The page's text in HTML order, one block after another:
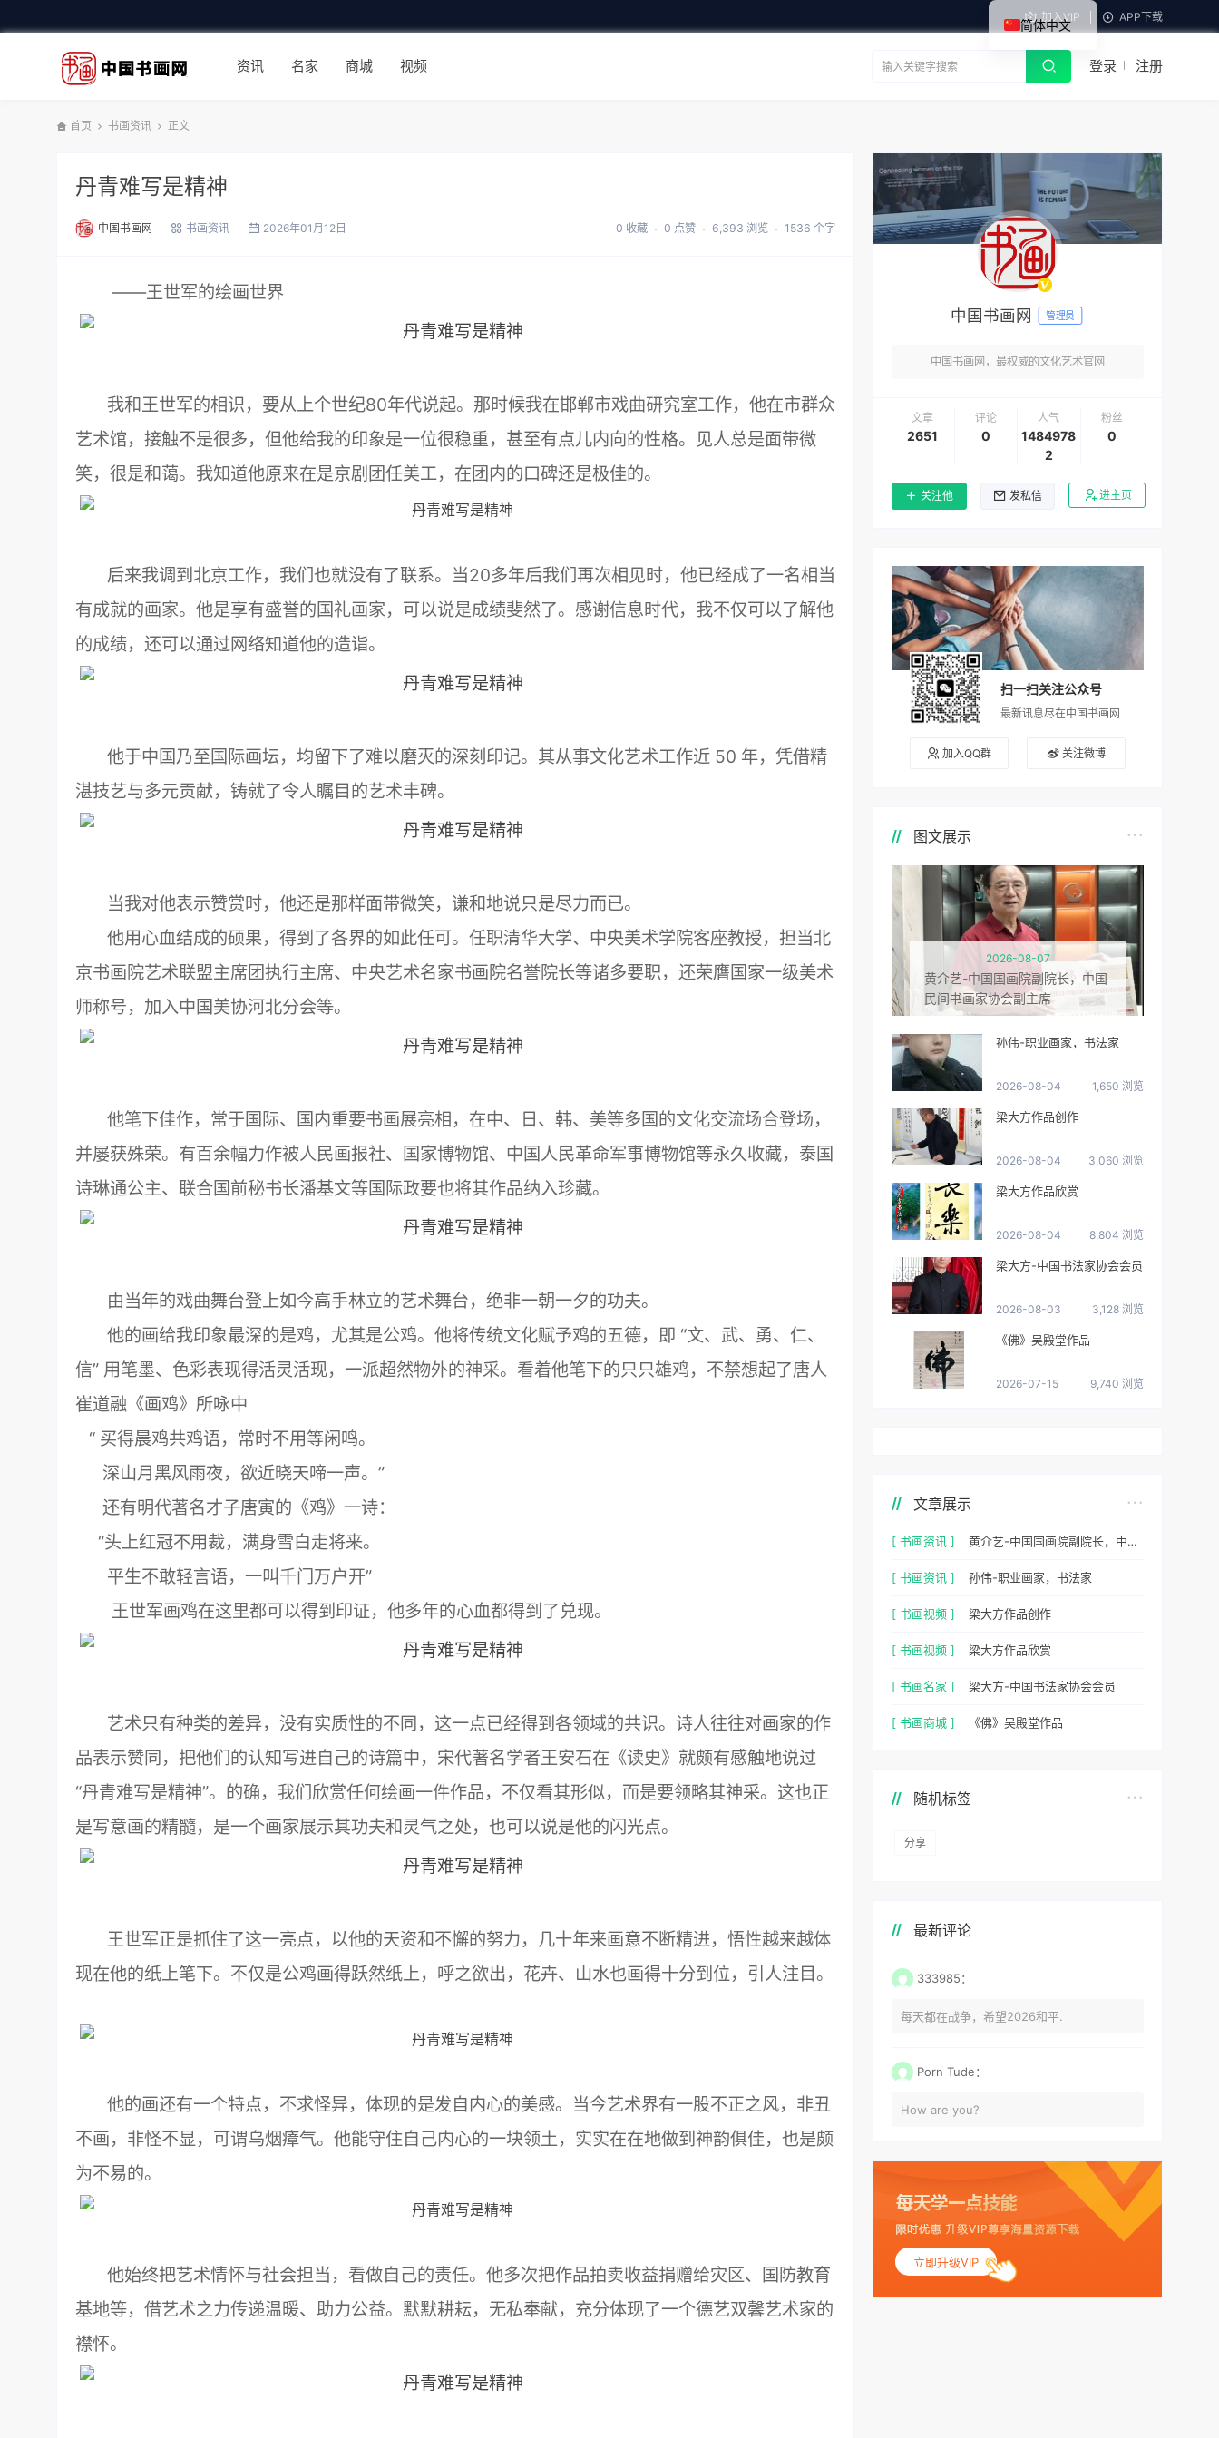
加入VIP APP下载
资讯 名家 商城 视频 登录 注册
首页 书画资讯 正文
丹青难写是精神
中国书画网 书画资讯 2026年01月12日 0 收藏 0 点赞 6,393 浏览 1536 个字
——王世军的绘画世界
我和王世军的相识，要从上个世纪80年代说起。那时候我在邯郸市戏曲研究室工作，他在市群众
艺术馆，接触不是很多，但他给我的印象是一位很稳重，甚至有点儿内向的性格。见人总是面带微
笑，很是和蔼。我知道他原来在是京剧团任美工，在团内的口碑还是极佳的。
后来我调到北京工作，我们也就没有了联系。当20多年后我们再次相见时，他已经成了一名相当
有成就的画家。他是享有盛誉的国礼画家，可以说是成绩斐然了。感谢信息时代，我不仅可以了解他
的成绩，还可以通过网络知道他的造诣。
他于中国乃至国际画坛，均留下了难以磨灭的深刻印记。其从事文化艺术工作近 50 年，凭借精
湛技艺与多元贡献，铸就了令人瞩目的艺术丰碑。
当我对他表示赞赏时，他还是那样面带微笑，谦和地说只是尽力而已。
他用心血结成的硕果，得到了各界的如此任可。任职清华大学、中央美术学院客座教授，担当北
京书画院艺术联盟主席团执行主席、中央艺术名家书画院名誉院长等诸多要职，还荣膺国家一级美术
师称号，加入中国美协河北分会等。
他笔下佳作，常于国际、国内重要书画展亮相，在中、日、韩、美等多国的文化交流场合登场，
并屡获殊荣。有百余幅力作被人民画报社、国家博物馆、中国人民革命军事博物馆等永久收藏，泰国
诗琳通公主、联合国前秘书长潘基文等国际政要也将其作品纳入珍藏。
由当年的戏曲舞台登上如今高手林立的艺术舞台，绝非一朝一夕的功夫。
他的画给我印象最深的是鸡，尤其是公鸡。他将传统文化赋予鸡的五德，即 “文、武、勇、仁、
信” 用笔墨、色彩表现得活灵活现，一派超然物外的神采。看着他笔下的只只雄鸡，不禁想起了唐人
崔道融《画鸡》所咏中
“ 买得晨鸡共鸡语，常时不用等闲鸣。
深山月黑风雨夜，欲近晓天啼一声。”
还有明代著名才子唐寅的《鸡》一诗：
“头上红冠不用裁，满身雪白走将来。
平生不敢轻言语，一叫千门万户开”
王世军画鸡在这里都可以得到印证，他多年的心血都得到了兑现。
艺术只有种类的差异，没有实质性的不同，这一点已经得到各领域的共识。诗人往往对画家的作
品表示赞同，把他们的认知写进自己的诗篇中，宋代著名学者王安石在《读史》就颇有感触地说过
“丹青难写是精神”。的确，我们欣赏任何绘画一件作品，不仅看其形似，而是要领略其神采。这也正
是写意画的精髓，是一个画家展示其功夫和灵气之处，也可以说是他的闪光点。
王世军正是抓住了这一亮点，以他的天资和不懈的努力，几十年来画意不断精进，悟性越来越体
现在他的纸上笔下。不仅是公鸡画得跃然纸上，呼之欲出，花卉、山水也画得十分到位，引人注目。
他的画还有一个特点，不求怪异，体现的是发自内心的美感。当今艺术界有一股不正之风，非丑
不画，非怪不显，可谓乌烟瘴气。他能守住自己内心的一块领土，实实在在地做到神韵俱佳，也是颇
为不易的。
他始终把艺术情怀与社会担当，看做自己的责任。他多次把作品拍卖收益捐赠给灾区、国防教育
基地等，借艺术之力传递温暖、助力公益。默默耕耘，无私奉献，充分体现了一个德艺双馨艺术家的
襟怀。
中国书画网 管理员
中国书画网，最权威的文化艺术官网
文章
2651
评论
0
人气
1484978
2
粉丝
0
关注他 发私信 进主页
扫一扫关注公众号
最新讯息尽在中国书画网
加入QQ群 关注微博
图文展示
2026-08-07
黄介艺-中国国画院副院长，中国
民间书画家协会副主席
孙伟-职业画家，书法家
2026-08-04 1,650 浏览
梁大方作品创作
2026-08-04 3,060 浏览
梁大方作品欣赏
2026-08-04 8,804 浏览
梁大方-中国书法家协会会员
2026-08-03 3,128 浏览
《佛》吴殿堂作品
2026-07-15 9,740 浏览
文章展示
[ 书画资讯 ] 黄介艺-中国国画院副院长，中国民间书画家协会副主席
[ 书画资讯 ] 孙伟-职业画家，书法家
[ 书画视频 ] 梁大方作品创作
[ 书画视频 ] 梁大方作品欣赏
[ 书画名家 ] 梁大方-中国书法家协会会员
[ 书画商城 ] 《佛》吴殿堂作品
随机标签
分享
最新评论
333985：
每天都在战争，希望2026和平.
Porn Tude：
How are you?
立即升级VIP
简体中文